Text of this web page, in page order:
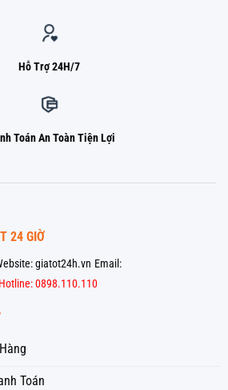
Hỗ Trợ 24H/7
Toán An Toàn Tiện Lợi
24 GIỜ
giatot24h.vn Email:
Hotline: 0898.110.110
Toán